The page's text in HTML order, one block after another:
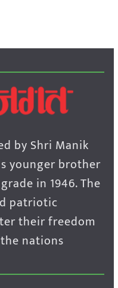
by Shri Manik
younger brother
in 1946. The
patriotic
their freedom
nations